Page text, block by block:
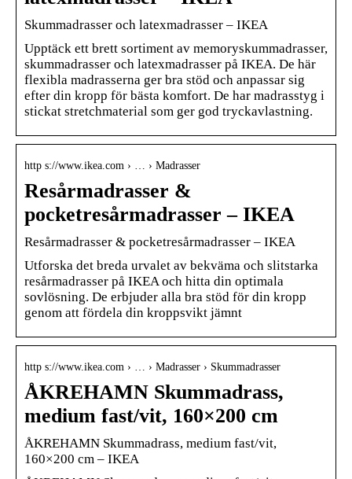
Skummadrasser och latexmadrasser – IKEA
Upptäck ett brett sortiment av memoryskummadrasser,
skummadrasser och latexmadrasser på IKEA. De här
flexibla madrasserna ger bra stöd och anpassar sig
efter din kropp för bästa komfort. De har madrasstyg i
stickat stretchmaterial som ger god tryckavlastning.
http s://www.ikea.com › … › Madrasser
Resårmadrasser &
pocketresårmadrasser – IKEA
Resårmadrasser & pocketresårmadrasser – IKEA
Utforska det breda urvalet av bekväma och slitstarka
resårmadrasser på IKEA och hitta din optimala
sovlösning. De erbjuder alla bra stöd för din kropp
genom att fördela din kroppsvikt jämnt
http s://www.ikea.com › … › Madrasser › Skummadrasser
ÅKREHAMN Skummadrass,
medium fast/vit, 160×200 cm
ÅKREHAMN Skummadrass, medium fast/vit,
160×200 cm – IKEA